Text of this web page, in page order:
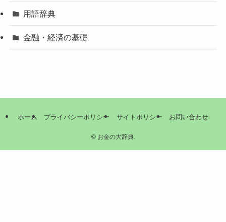
用語辞典
金融・経済の基礎
ホーム プライバシーポリシー サイトポリシー お問い合わせ
©お金の大辞典.